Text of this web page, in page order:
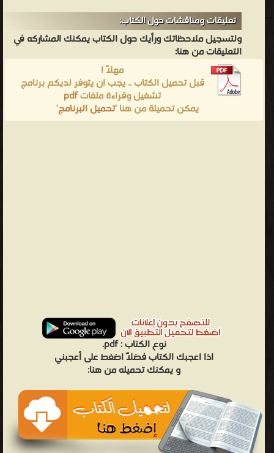
تعليقات ومناقشات حول الكتاب:
ولتسجيل ملاحظاتك ورأيك حول الكتاب يمكنك المشاركه في
التعليقات من هنا:
مهلاً !
قبل تحميل الكتاب .. يجب ان يتوفر لديكم برنامج
تشغيل وقراءة ملفاتpdf
يمكن تحميلة من هنا 'تحميل البرنامج'
نوع الكتاب :pdf.
اذا اعجبك الكتاب فضلاً اضغط على أعجبني
و يمكنك تحميله من هنا: